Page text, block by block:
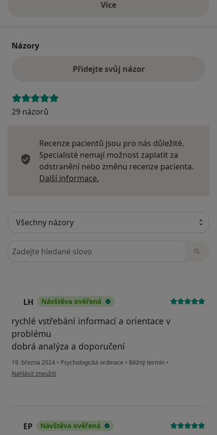
Víceo adrese
Názory
Přidejte svůj názor
29 názorů
Recenze pacientů jsou pro nás důležité.
Specialisté nemají možnost zaplatit za
odstranění nebo změnu recenze pacienta.
Další informace.
Hledejte v názorech
LH Návštěva ověřená
rychlé vstřebání informací a orientace v
problému
dobrá analýza a doporučení
19. března 2024 • Psychologická ordinace • Běžný termín •
podle názoru uživatele LH
Nahlásit zneužití
EP Návštěva ověřená